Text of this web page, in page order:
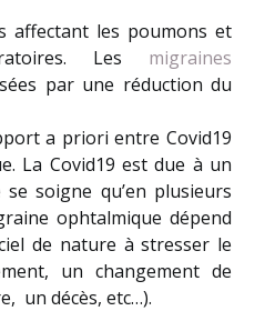
affectant les poumons et
Les migraines
par une réduction du
a priori entre Covid19
La Covid19 est due à un
soigne qu’en plusieurs
ophtalmique dépend
de nature à stresser le
un changement de
un décès, etc…).